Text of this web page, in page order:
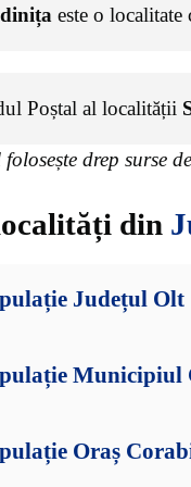
este o localitate
Poștal al localității
drep surse
din
Județul Olt
Municipiul
Oraș